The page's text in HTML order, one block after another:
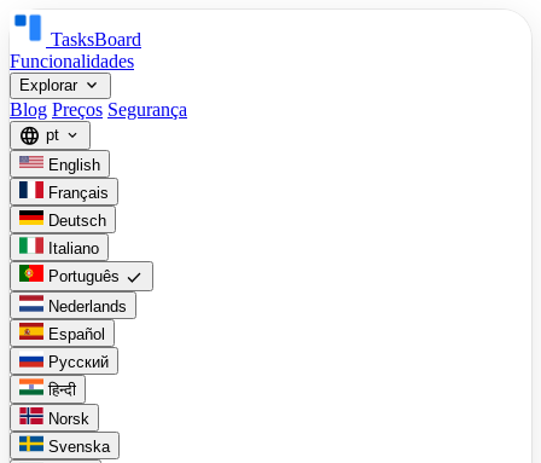
TasksBoard
Funcionalidades
Explorar expand_more
Blog Preços Segurança
language pt expand_more
English
Français
Deutsch
Italiano
Português check
Nederlands
Español
Русский
हिन्दी
Norsk
Svenska